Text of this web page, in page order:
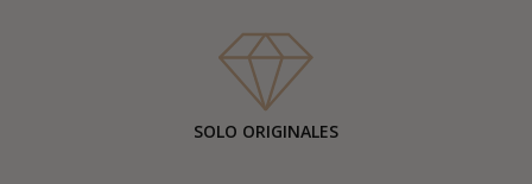
SOLO ORIGINALES